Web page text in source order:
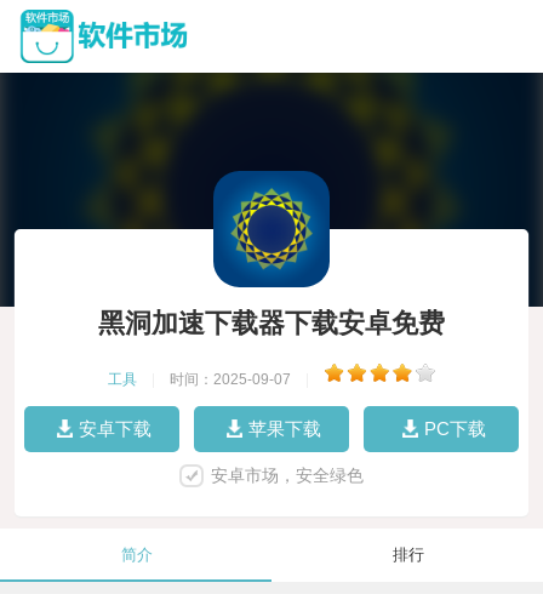
黑洞加速下载器下载安卓免费
工具 时间：2025-09-07
安卓下载 苹果下载 PC下载
安卓市场，安全绿色
简介 排行